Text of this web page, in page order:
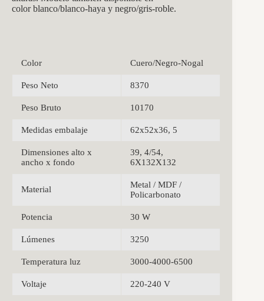
color blanco/blanco-haya y negro/gris-roble.
Color Cuero/Negro-Nogal
Peso Neto 8370
Peso Bruto 10170
Medidas embalaje 62x52x36, 5
Dimensiones alto x
ancho x fondo
39, 4/54,
6X132X132
Material
Metal / MDF /
Policarbonato
Potencia 30 W
Lúmenes 3250
Temperatura luz 3000-4000-6500
Voltaje 220-240 V